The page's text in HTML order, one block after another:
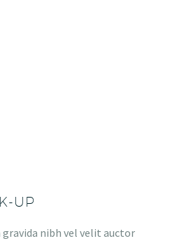
UP
nibh vel velit auctor